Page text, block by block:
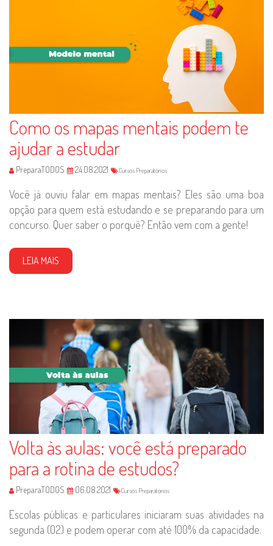
Como os mapas mentais podem te
ajudar a estudar
PreparaTODOS 24.08.2021 Cursos Preparatórios
Você já ouviu falar em mapas mentais? Eles são uma boa
opção para quem está estudando e se preparando para um
concurso. Quer saber o porquê? Então vem com a gente!
LEIA MAIS
Volta às aulas: você está preparado
para a rotina de estudos?
PreparaTODOS 06.08.2021 Cursos Preparatórios
Escolas públicas e particulares iniciaram suas atividades na
segunda (02) e podem operar com até 100% da capacidade.